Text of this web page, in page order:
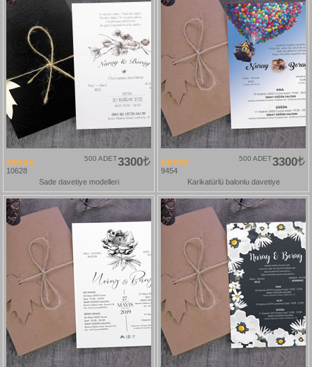
10628
3300
500 ADET
Sade davetiye modelleri
9454
3300
500 ADET
Karikatürlü balonlu davetiye